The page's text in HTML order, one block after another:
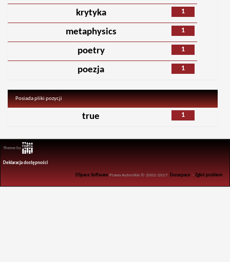
1
krytyka
1
metaphysics
1
poetry
1
poezja
Posiada pliki pozycji
1
true
Theme by
Deklaracja dostępności
DSpace Software Prawa Autorskie © 2002-2017 Duraspace -Zgłoś problem